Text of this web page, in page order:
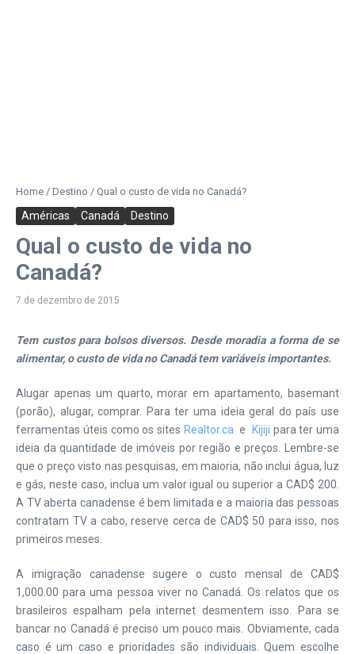
Home / Destino / Qual o custo de vida no Canadá?
Américas Canadá Destino
Qual o custo de vida no
Canadá?
7 de dezembro de 2015
Tem custos para bolsos diversos. Desde moradia a forma de se
alimentar, o custo de vida no Canadá tem variáveis importantes.
Alugar apenas um quarto, morar em apartamento, basemant
(porão), alugar, comprar. Para ter uma ideia geral do país use
ferramentas úteis como os sites Realtor.ca e Kijiji para ter uma
ideia da quantidade de imóveis por região e preços. Lembre-se
que o preço visto nas pesquisas, em maioria, não inclui água, luz
e gás, neste caso, inclua um valor igual ou superior a CAD$ 200.
A TV aberta canadense é bem limitada e a maioria das pessoas
contratam TV a cabo, reserve cerca de CAD$ 50 para isso, nos
primeiros meses.
A imigração canadense sugere o custo mensal de CAD$
1,000.00 para uma pessoa viver no Canadá. Os relatos que os
brasileiros espalham pela internet desmentem isso. Para se
bancar no Canadá é preciso um pouco mais. Obviamente, cada
caso é um caso e prioridades são individuais. Quem escolhe